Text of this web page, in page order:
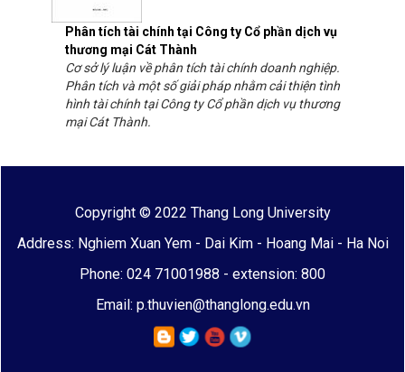
Phân tích tài chính tại Công ty Cổ phần dịch vụ
thương mại Cát Thành
Cơ sở lý luận về phân tích tài chính doanh nghiệp.
Phân tích và một số giải pháp nhằm cải thiện tình
hình tài chính tại Công ty Cổ phần dịch vụ thương
mại Cát Thành.
Copyright © 2022 Thang Long University
Address: Nghiem Xuan Yem - Dai Kim - Hoang Mai - Ha Noi
Phone: 024 71001988 - extension: 800
Email: p.thuvien@thanglong.edu.vn